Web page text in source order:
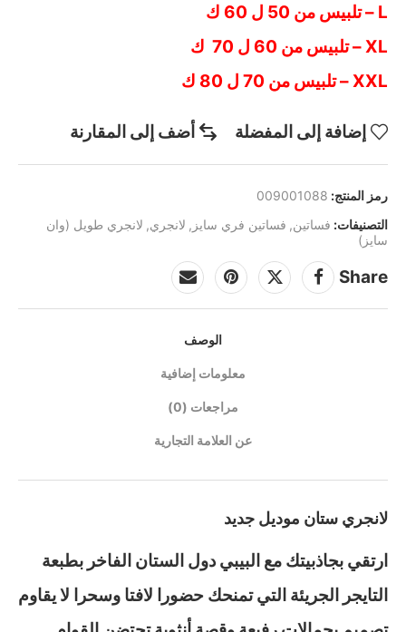
L – تلبيس من 50 ل 60 ك
XL – تلبيس من 60 ل 70 ك
XXL – تلبيس من 70 ل 80 ك
إضافة إلى المفضلة أضف إلى المقارنة
رمز المنتج: 009001088
التصنيفات: فساتين, فساتين فري سايز , لانجري, لانجري طويل (وان
سايز)
Share
الوصف
معلومات إضافية
مراجعات (0)
عن العلامة التجارية
لانجري ستان موديل جديد
ارتقي بجاذبيتك مع البيبي دول الستان الفاخر بطبعة
التايجر الجريئة التي تمنحك حضورا لافتا وسحرا لا يقاوم